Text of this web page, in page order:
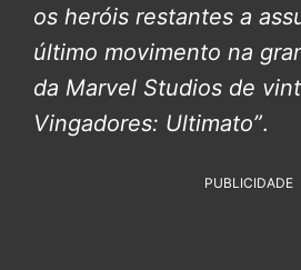
os heróis restantes a
último movimento na
da Marvel Studios de
Vingadores: Ultimato”.
PUBLICIDADE